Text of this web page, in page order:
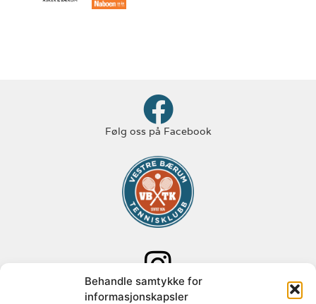
Behandle samtykke for
informasjonskapsler
Følg oss på Facebook
Følg oss på Instagram